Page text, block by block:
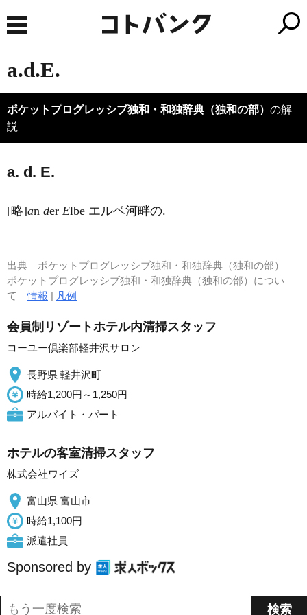
a.d.E.
ポケットプログレッシブ独和・和独辞典（独和の部） の解
説
a. d. E.
[略]an der Elbe エルベ河畔の.
出典 ポケットプログレッシブ独和・和独辞典（独和の部）
ポケットプログレッシブ独和・和独辞典（独和の部）につい
て情報 | 凡例
会員制リゾートホテル内清掃スタッフ
コーユー倶楽部軽井沢サロン
長野県 軽井沢町
時給1,200円～1,250円
アルバイト・パート
ホテルの客室清掃スタッフ
株式会社ワイズ
富山県 富山市
時給1,100円
派遣社員
Sponsored by